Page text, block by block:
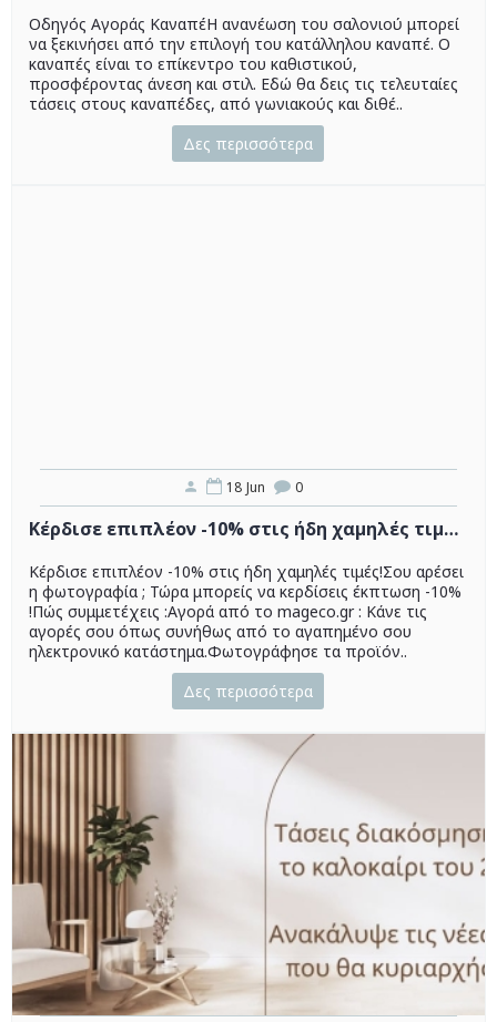
Οδηγός Αγοράς ΚαναπέΗ ανανέωση του σαλονιού μπορεί
να ξεκινήσει από την επιλογή του κατάλληλου καναπέ. Ο
καναπές είναι το επίκεντρο του καθιστικού,
προσφέροντας άνεση και στιλ. Εδώ θα δεις τις τελευταίες
τάσεις στους καναπέδες, από γωνιακούς και διθέ..
Δες περισσότερα
18 Jun 0
Κέρδισε επιπλέον -10% στις ήδη χαμηλές τιμές!
Κέρδισε επιπλέον -10% στις ήδη χαμηλές τιμές!Σου αρέσει
η φωτογραφία ; Τώρα μπορείς να κερδίσεις έκπτωση -10%
!Πώς συμμετέχεις :Αγορά από το mageco.gr : Κάνε τις
αγορές σου όπως συνήθως από το αγαπημένο σου
ηλεκτρονικό κατάστημα.Φωτογράφησε τα προϊόν..
Δες περισσότερα